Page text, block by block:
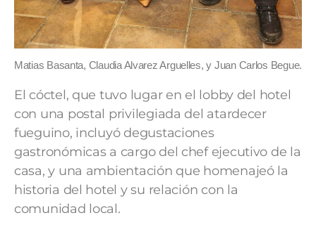
Matias Basanta, Claudia Alvarez Arguelles, y Juan Carlos Begue.
El cóctel, que tuvo lugar en el lobby del hotel
con una postal privilegiada del atardecer
fueguino, incluyó degustaciones
gastronómicas a cargo del chef ejecutivo de la
casa, y una ambientación que homenajeó la
historia del hotel y su relación con la
comunidad local.